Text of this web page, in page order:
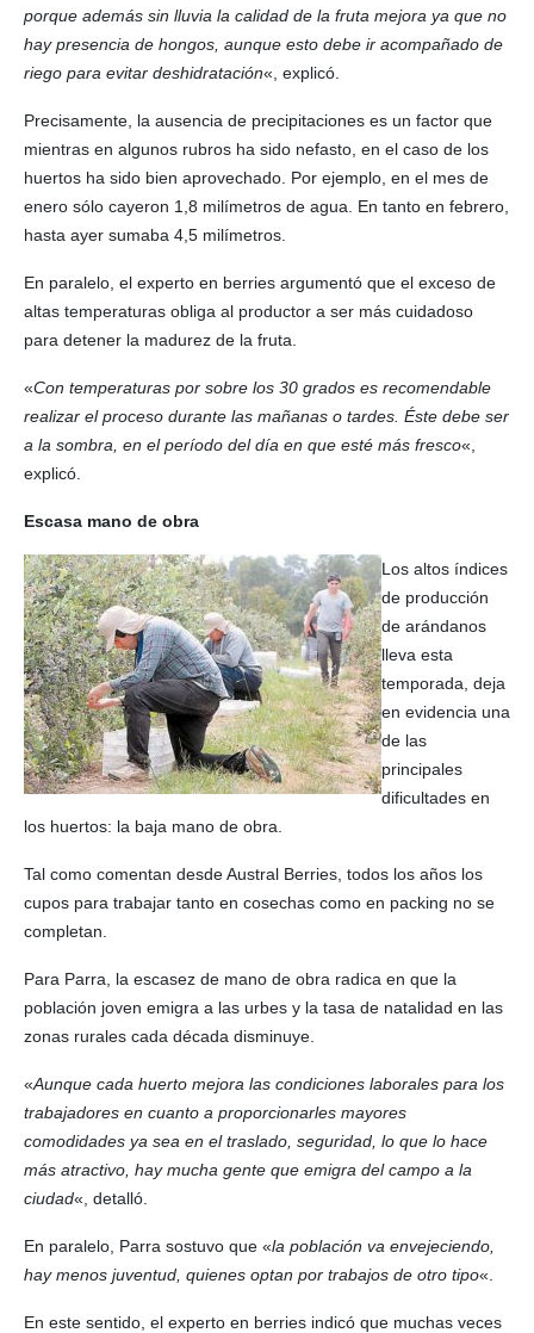
porque además sin lluvia la calidad de la fruta mejora ya que no
hay presencia de hongos, aunque esto debe ir acompañado de
riego para evitar deshidratación«, explicó.
Precisamente, la ausencia de precipitaciones es un factor que
mientras en algunos rubros ha sido nefasto, en el caso de los
huertos ha sido bien aprovechado. Por ejemplo, en el mes de
enero sólo cayeron 1,8 milímetros de agua. En tanto en febrero,
hasta ayer sumaba 4,5 milímetros.
En paralelo, el experto en berries argumentó que el exceso de
altas temperaturas obliga al productor a ser más cuidadoso
para detener la madurez de la fruta.
«Con temperaturas por sobre los 30 grados es recomendable
realizar el proceso durante las mañanas o tardes. Éste debe ser
a la sombra, en el período del día en que esté más fresco«,
explicó.
Escasa mano de obra
Los altos índices
de producción
de arándanos
lleva esta
temporada, deja
en evidencia una
de las
principales
dificultades en
los huertos: la baja mano de obra.
Tal como comentan desde Austral Berries, todos los años los
cupos para trabajar tanto en cosechas como en packing no se
completan.
Para Parra, la escasez de mano de obra radica en que la
población joven emigra a las urbes y la tasa de natalidad en las
zonas rurales cada década disminuye.
«Aunque cada huerto mejora las condiciones laborales para los
trabajadores en cuanto a proporcionarles mayores
comodidades ya sea en el traslado, seguridad, lo que lo hace
más atractivo, hay mucha gente que emigra del campo a la
ciudad«, detalló.
En paralelo, Parra sostuvo que «la población va envejeciendo,
hay menos juventud, quienes optan por trabajos de otro tipo«.
En este sentido, el experto en berries indicó que muchas veces